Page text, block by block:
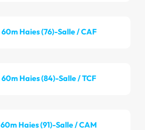
60m Haies (76)-Salle / CAF
60m Haies (84)-Salle / TCF
60m Haies (91)-Salle / CAM